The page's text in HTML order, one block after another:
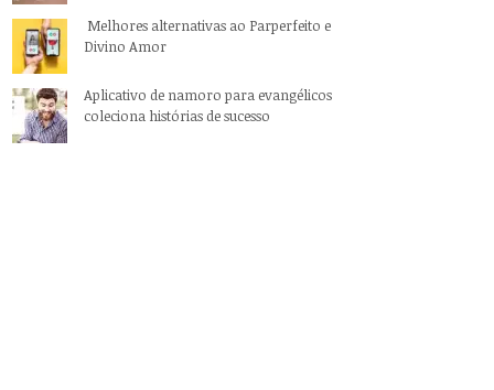
Melhores alternativas ao Parperfeito e
Divino Amor
Aplicativo de namoro para evangélicos
coleciona histórias de sucesso